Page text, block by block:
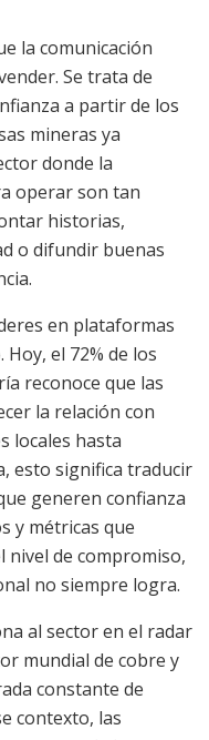
la comunicación
Se trata de
a partir de los
mineras ya
donde la
operar son tan
historias,
o difundir buenas
en plataformas
el 72% de los
reconoce que las
la relación con
locales hasta
esto significa traducir
generen confianza
y métricas que
nivel de compromiso,
no siempre logra.
al sector en el radar
mundial de cobre y
constante de
contexto, las